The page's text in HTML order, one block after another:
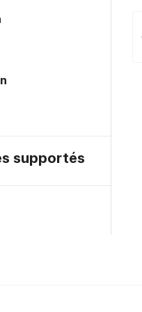
supportés